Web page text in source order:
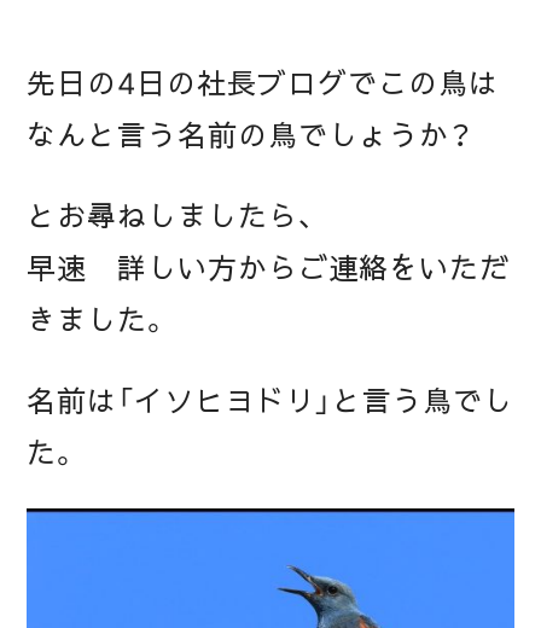
先日の4日の社長ブログでこの鳥は
なんと言う名前の鳥でしょうか？
とお尋ねしましたら、
早速 詳しい方からご連絡をいただ
きました。
名前は「イソヒヨドリ」と言う鳥でし
た。